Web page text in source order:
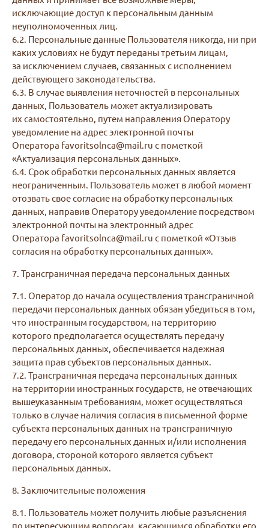
исключающие доступ к персональным данным
неуполномоченных лиц.
6.2. Персональные данные Пользователя никогда, ни при
каких условиях не будут переданы третьим лицам,
за исключением случаев, связанных с исполнением
действующего законодательства.
6.3. В случае выявления неточностей в персональных
данных, Пользователь может актуализировать
их самостоятельно, путем направления Оператору
уведомление на адрес электронной почты
Оператора favoritsolnca@mail.ru с пометкой
«Актуализация персональных данных».
6.4. Срок обработки персональных данных является
неограниченным. Пользователь может в любой момент
отозвать свое согласие на обработку персональных
данных, направив Оператору уведомление посредством
электронной почты на электронный адрес
Оператора favoritsolnca@mail.ru с пометкой «Отзыв
согласия на обработку персональных данных».
7. Трансграничная передача персональных данных
7.1. Оператор до начала осуществления трансграничной
передачи персональных данных обязан убедиться в том,
что иностранным государством, на территорию
которого предполагается осуществлять передачу
персональных данных, обеспечивается надежная
защита прав субъектов персональных данных.
7.2. Трансграничная передача персональных данных
на территории иностранных государств, не отвечающих
вышеуказанным требованиям, может осуществляться
только в случае наличия согласия в письменной форме
субъекта персональных данных на трансграничную
передачу его персональных данных и/или исполнения
договора, стороной которого является субъект
персональных данных.
8. Заключительные положения
8.1. Пользователь может получить любые разъяснения
по интересующим вопросам, касающимся обработки его